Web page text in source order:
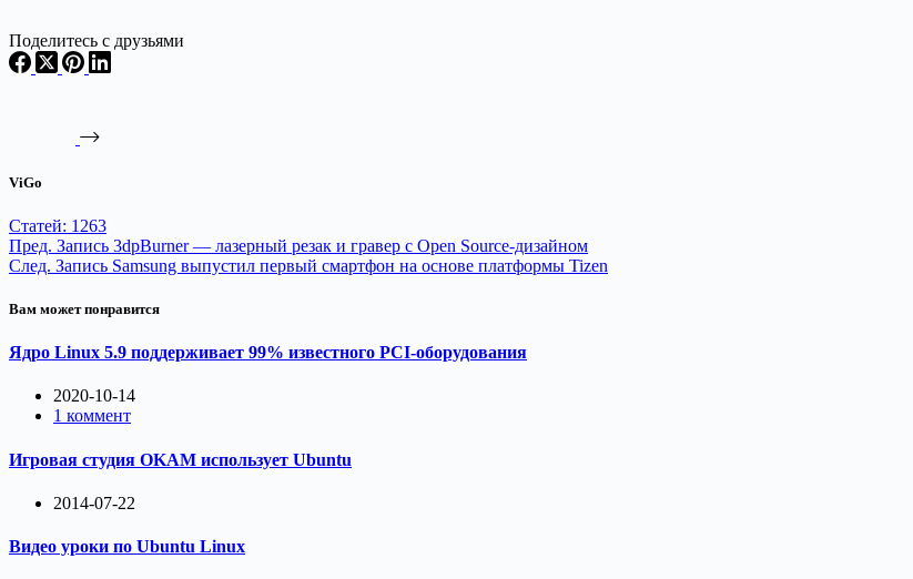
Поделитесь с друзьями
ViGo
Статей: 1263
Пред. Запись 3dpBurner — лазерный резак и гравер с Open Source-дизайном
След. Запись Samsung выпустил первый смартфон на основе платформы Tizen
Вам может понравится
Ядро Linux 5.9 поддерживает 99% известного PCI-оборудования
2020-10-14
1 коммент
Игровая студия OKAM использует Ubuntu
2014-07-22
Видео уроки по Ubuntu Linux